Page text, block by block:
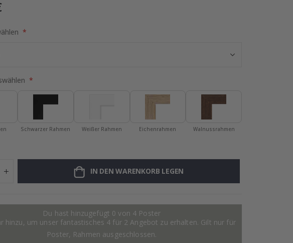
Schwarzer Rahmen Weißer Rahmen Eichenrahmen Walnussrahmen
IN DEN WARENKORB LEGEN
Du hast hinzugefügt 0 von 4 Poster
hinzu, um unser fantastisches 4 für 2 Angebot zu erhalten. Gilt nur für
Poster, Rahmen ausgeschlossen.